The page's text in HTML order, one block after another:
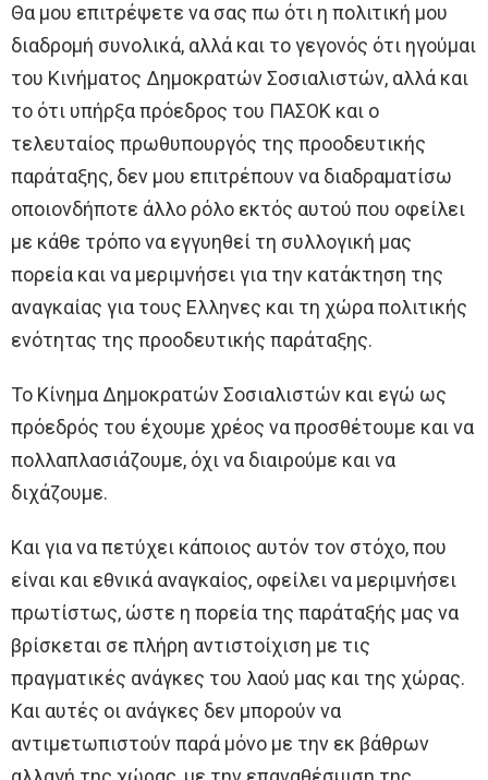
Θα μου επιτρέψετε να σας πω ότι η πολιτική μου
διαδρομή συνολικά, αλλά και το γεγονός ότι ηγούμαι
του Κινήματος Δημοκρατών Σοσιαλιστών, αλλά και
το ότι υπήρξα πρόεδρος του ΠΑΣΟΚ και ο
τελευταίος πρωθυπουργός της προοδευτικής
παράταξης, δεν μου επιτρέπουν να διαδραματίσω
οποιονδήποτε άλλο ρόλο εκτός αυτού που οφείλει
με κάθε τρόπο να εγγυηθεί τη συλλογική μας
πορεία και να μεριμνήσει για την κατάκτηση της
αναγκαίας για τους Ελληνες και τη χώρα πολιτικής
ενότητας της προοδευτικής παράταξης.
Το Κίνημα Δημοκρατών Σοσιαλιστών και εγώ ως
πρόεδρός του έχουμε χρέος να προσθέτουμε και να
πολλαπλασιάζουμε, όχι να διαιρούμε και να
διχάζουμε.
Και για να πετύχει κάποιος αυτόν τον στόχο, που
είναι και εθνικά αναγκαίος, οφείλει να μεριμνήσει
πρωτίστως, ώστε η πορεία της παράταξής μας να
βρίσκεται σε πλήρη αντιστοίχιση με τις
πραγματικές ανάγκες του λαού μας και της χώρας.
Και αυτές οι ανάγκες δεν μπορούν να
αντιμετωπιστούν παρά μόνο με την εκ βάθρων